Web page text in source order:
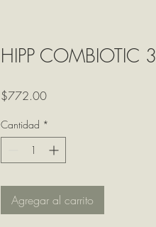
HIPP COMBIOTIC 3
$772.00Precio
Cantidad *
Agregar al carrito